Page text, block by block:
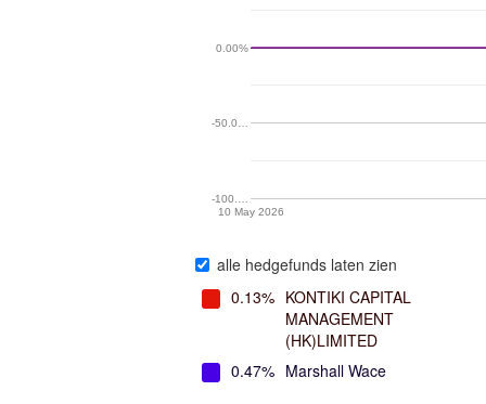
10 May 2026
-100.…
-50.0…
0.00%
alle hedgefunds laten zien
0.13% KONTIKI CAPITAL
MANAGEMENT
(HK)LIMITED
0.47% Marshall Wace